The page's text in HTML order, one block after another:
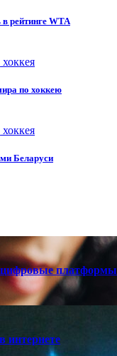
рейтинге WTA
по хоккею
Беларуси
цифровые платформы
интернете